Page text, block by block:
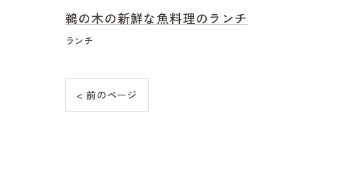
鵜の木の新鮮な魚料理のランチ
ランチ
< 前のページ